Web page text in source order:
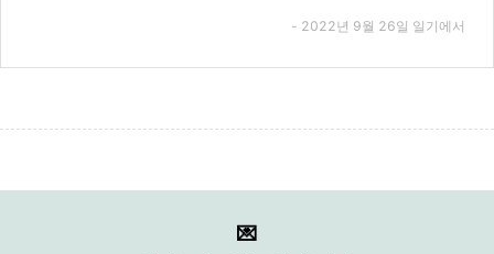
- 2022년 9월 26일 일기에서
💌